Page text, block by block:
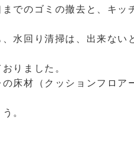
でのゴミの撤去と、キッ
水回り清掃は、出来ない
りました。
床材（クッションフロア
。